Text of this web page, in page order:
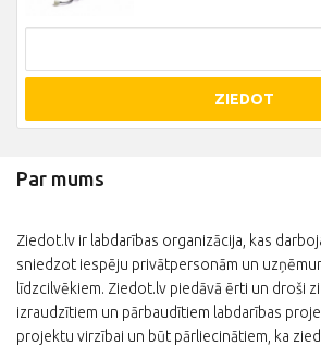
ZIEDOT
Par mums
Ziedot.lv ir labdarības organizācija, kas
sniedzot iespēju privātpersonām un
līdzcilvēkiem. Ziedot.lv piedāvā ērti un droši
izraudzītiem un pārbaudītiem labdarības
projektu virzībai un būt pārliecinātiem, ka